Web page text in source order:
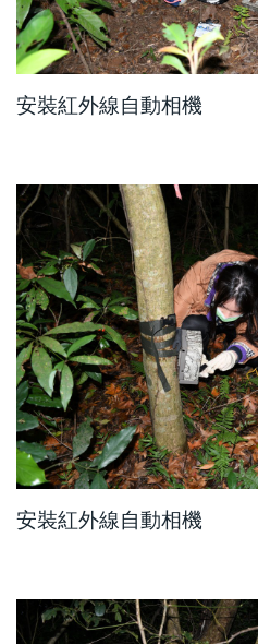
安裝紅外線自動相機
安裝紅外線自動相機